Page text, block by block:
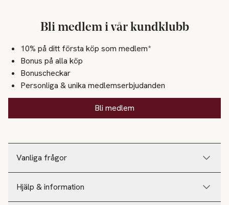
Vanliga frågor
Hjälp & information
Bli medlem i vår kundklubb
10% på ditt första köp som medlem*
Bonus på alla köp
Bonuscheckar
Personliga & unika medlemserbjudanden
Bli medlem